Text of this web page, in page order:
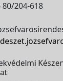
80/204-618